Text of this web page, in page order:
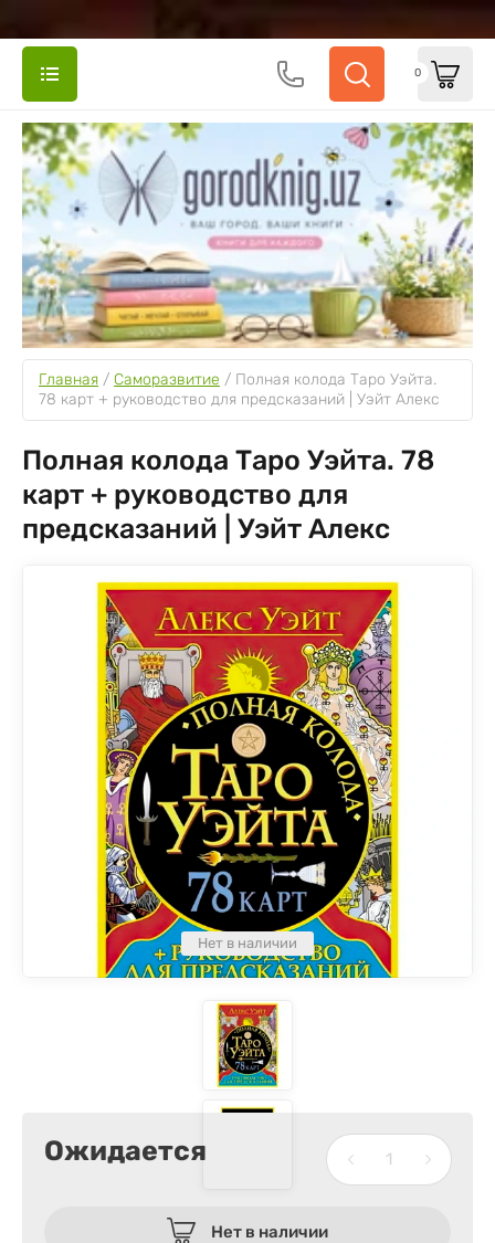
0
Главная / Саморазвитие / Полная колода Таро Уэйта.
78 карт + руководство для предсказаний | Уэйт Алекс
Полная колода Таро Уэйта. 78
карт + руководство для
предсказаний | Уэйт Алекс
Нет в наличии
Ожидается
Нет в наличии